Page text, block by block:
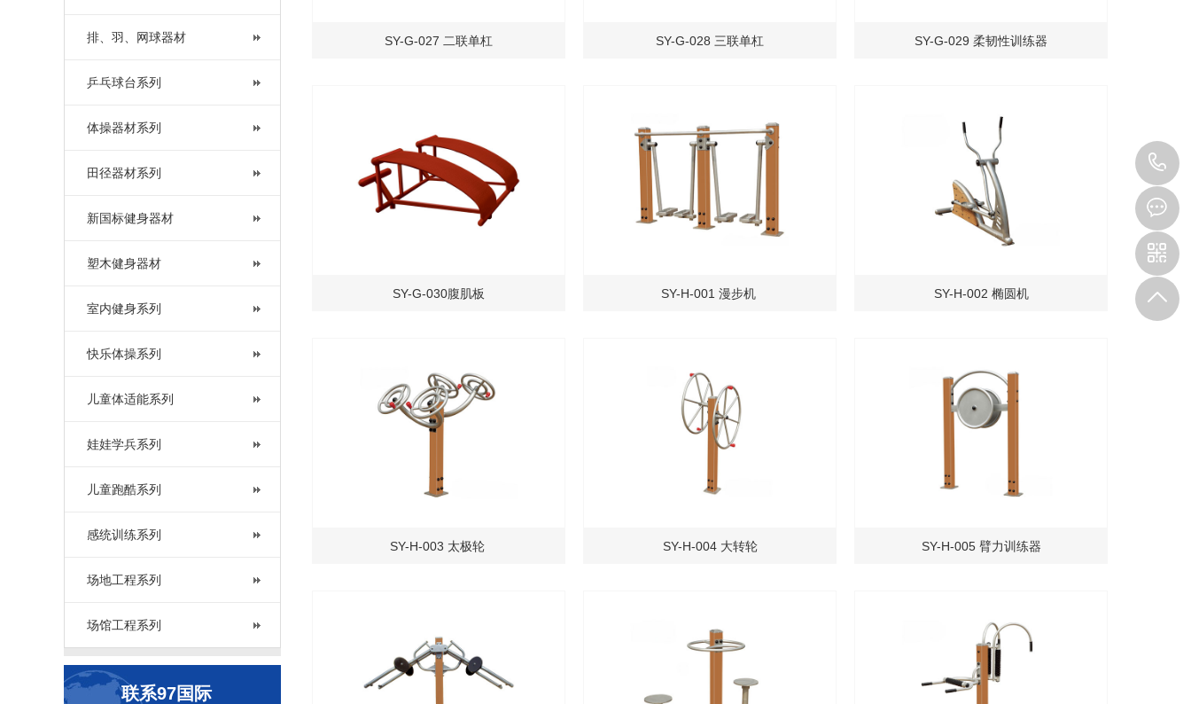
排、羽、网球器材
乒乓球台系列
体操器材系列
田径器材系列
新国标健身器材
塑木健身器材
室内健身系列
快乐体操系列
儿童体适能系列
娃娃学兵系列
儿童跑酷系列
感统训练系列
场地工程系列
场馆工程系列
联系97国际
SY-G-027 二联单杠 SY-G-028 三联单杠 SY-G-029 柔韧性训练器
SY-G-030腹肌板 SY-H-001 漫步机 SY-H-002 椭圆机
SY-H-003 太极轮 SY-H-004 大转轮 SY-H-005 臂力训练器